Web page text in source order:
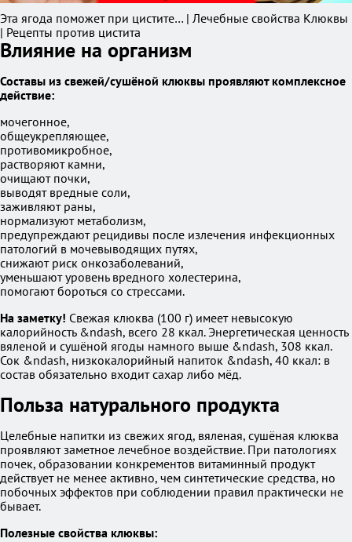
Эта ягода поможет при цистите… | Лечебные свойства Клюквы
| Рецепты против цистита
Влияние на организм
Составы из свежей/сушёной клюквы проявляют комплексное
действие:
мочегонное,
общеукрепляющее,
противомикробное,
растворяют камни,
очищают почки,
выводят вредные соли,
заживляют раны,
нормализуют метаболизм,
предупреждают рецидивы после излечения инфекционных
патологий в мочевыводящих путях,
снижают риск онкозаболеваний,
уменьшают уровень вредного холестерина,
помогают бороться со стрессами.
На заметку! Свежая клюква (100 г) имеет невысокую
калорийность &ndash, всего 28 ккал. Энергетическая ценность
вяленой и сушёной ягоды намного выше &ndash, 308 ккал.
Сок &ndash, низкокалорийный напиток &ndash, 40 ккал: в
состав обязательно входит сахар либо мёд.
Польза натурального продукта
Целебные напитки из свежих ягод, вяленая, сушёная клюква
проявляют заметное лечебное воздействие. При патологиях
почек, образовании конкрементов витаминный продукт
действует не менее активно, чем синтетические средства, но
побочных эффектов при соблюдении правил практически не
бывает.
Полезные свойства клюквы: